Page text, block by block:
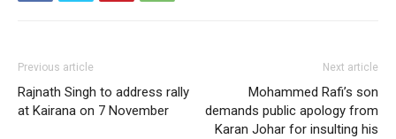
Previous article
Rajnath Singh to address rally
at Kairana on 7 November
Next article
Mohammed Rafi’s son
demands public apology from
Karan Johar for insulting his